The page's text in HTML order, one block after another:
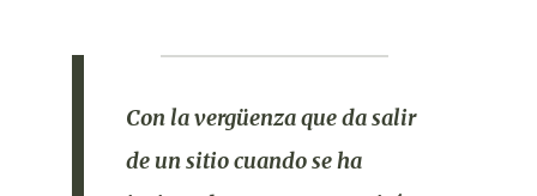
Con la vergüenza que da salir
de un sitio cuando se ha